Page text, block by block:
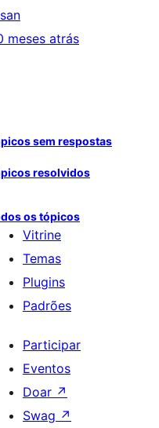
meses atrás
sem respostas
resolvidos
os tópicos
Vitrine
Temas
Plugins
Padrões
Participar
Eventos
Doar ↗
Swag ↗